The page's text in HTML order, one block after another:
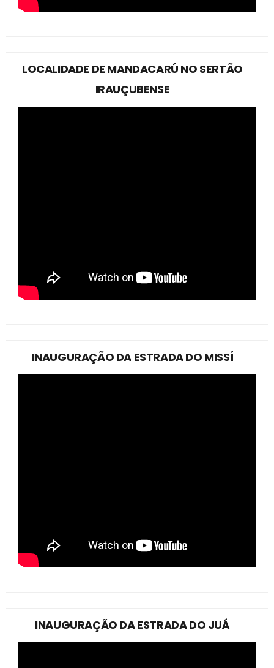
LOCALIDADE DE MANDACARÚ NO SERTÃO
IRAUÇUBENSE
INAUGURAÇÃO DA ESTRADA DO MISSÍ
INAUGURAÇÃO DA ESTRADA DO JUÁ